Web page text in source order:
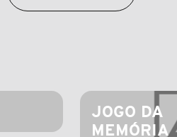
JOGO DA
MEMÓRIA